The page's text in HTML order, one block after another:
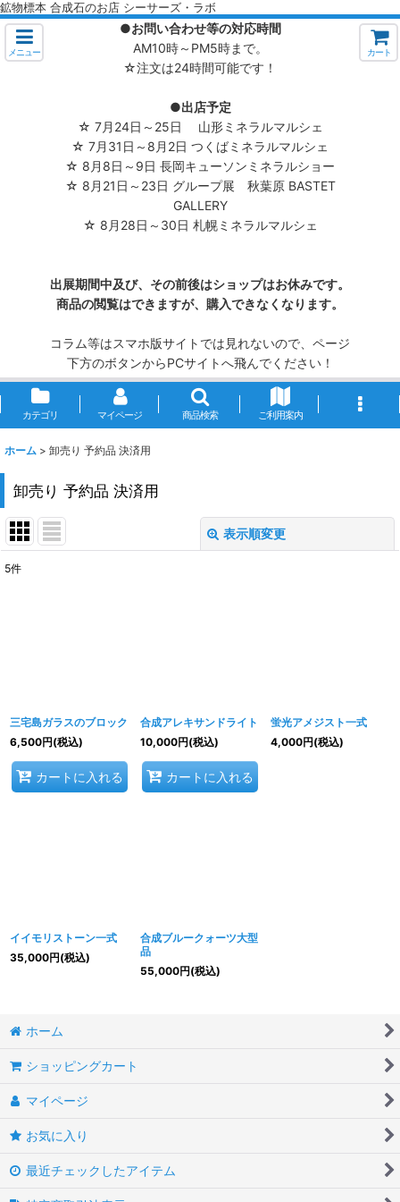
鉱物標本 合成石のお店 シーサーズ・ラボ
メニュー
●お問い合わせ等の対応時間
AM10時～PM5時まで。
☆注文は24時間可能です！
●出店予定
☆ 7月24日～25日 山形ミネラルマルシェ
☆ 7月31日～8月2日 つくばミネラルマルシェ
☆ 8月8日～9日 長岡キューソンミネラルショー
☆ 8月21日～23日 グループ展 秋葉原 BASTET
GALLERY
☆ 8月28日～30日 札幌ミネラルマルシェ
出展期間中及び、その前後はショップはお休みです。
商品の閲覧はできますが、購入できなくなります。
コラム等はスマホ版サイトでは見れないので、ページ
下方のボタンからPCサイトへ飛んでください！
カート
カテゴリ マイページ 商品検索 ご利用案内
ホーム > 卸売り 予約品 決済用
卸売り 予約品 決済用
表示順変更
5件
三宅島ガラスのブロック
6,500円(税込)
カートに入れる
合成アレキサンドライト
10,000円(税込)
カートに入れる
蛍光アメジスト一式
4,000円(税込)
イイモリストーン一式
35,000円(税込)
合成ブルークォーツ大型
品
55,000円(税込)
ホーム
ショッピングカート
マイページ
お気に入り
最近チェックしたアイテム